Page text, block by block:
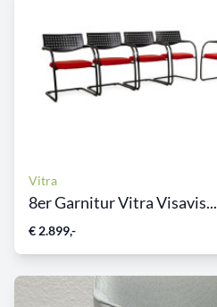
Vitra
8er Garnitur Vitra Visavis...
€ 2.899,-